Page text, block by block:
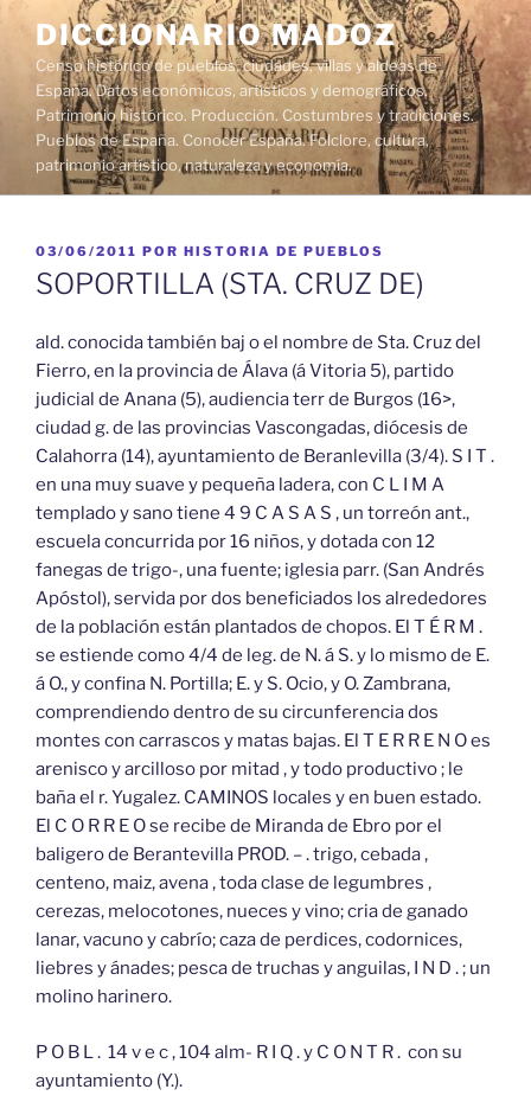
contenido
DICCIONARIO MADOZ
Censo histórico de pueblos, ciudades, villas y aldeas de
España. Datos económicos, artísticos y demográficos.
Patrimonio histórico. Producción. Costumbres y tradiciones.
Pueblos de España. Conocer España. Folclore, cultura,
patrimonio artístico, naturaleza y economía.
PUBLICADO
EL
03/06/2011 POR HISTORIA DE PUEBLOS
SOPORTILLA (STA. CRUZ DE)
ald. conocida también baj o el nombre de Sta. Cruz del
Fierro, en la provincia de Álava (á Vitoria 5), partido
judicial de Anana (5), audiencia terr de Burgos (16>,
ciudad g. de las provincias Vascongadas, diócesis de
Calahorra (14), ayuntamiento de Beranlevilla (3/4). S I T .
en una muy suave y pequeña ladera, con C L I M A
templado y sano tiene 4 9 C A S A S , un torreón ant.,
escuela concurrida por 16 niños, y dotada con 12
fanegas de trigo-, una fuente; iglesia parr. (San Andrés
Apóstol), servida por dos beneficiados los alrededores
de la población están plantados de chopos. El T É R M .
se estiende como 4/4 de leg. de N. á S. y lo mismo de E.
á O., y confina N. Portilla; E. y S. Ocio, y O. Zambrana,
comprendiendo dentro de su circunferencia dos
montes con carrascos y matas bajas. El T E R R E N O es
arenisco y arcilloso por mitad , y todo productivo ; le
baña el r. Yugalez. CAMINOS locales y en buen estado.
El C O R R E O se recibe de Miranda de Ebro por el
baligero de Berantevilla PROD. – . trigo, cebada ,
centeno, maiz, avena , toda clase de legumbres ,
cerezas, melocotones, nueces y vino; cria de ganado
lanar, vacuno y cabrío; caza de perdices, codornices,
liebres y ánades; pesca de truchas y anguilas, I N D . ; un
molino harinero.
P O B L . 14 v e c , 104 alm- R I Q . y C O N T R . con su
ayuntamiento (Y.).